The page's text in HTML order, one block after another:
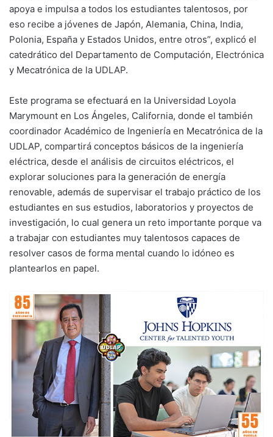
apoya e impulsa a todos los estudiantes talentosos, por
eso recibe a jóvenes de Japón, Alemania, China, India,
Polonia, España y Estados Unidos, entre otros”, explicó el
catedrático del Departamento de Computación, Electrónica
y Mecatrónica de la UDLAP.
Este programa se efectuará en la Universidad Loyola
Marymount en Los Ángeles, California, donde el también
coordinador Académico de Ingeniería en Mecatrónica de la
UDLAP, compartirá conceptos básicos de la ingeniería
eléctrica, desde el análisis de circuitos eléctricos, el
explorar soluciones para la generación de energía
renovable, además de supervisar el trabajo práctico de los
estudiantes en sus estudios, laboratorios y proyectos de
investigación, lo cual genera un reto importante porque va
a trabajar con estudiantes muy talentosos capaces de
resolver casos de forma mental cuando lo idóneo es
plantearlos en papel.